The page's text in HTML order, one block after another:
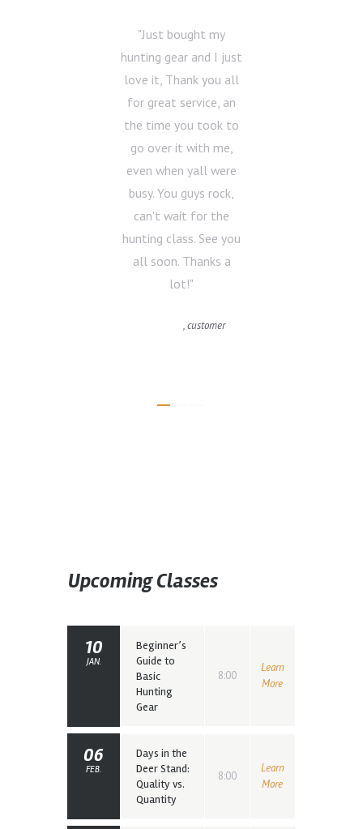
Just bought my
hunting gear and I just
love it, Thank you all
for great service, an
the time you took to
go over it with me,
even when yall were
busy. You guys rock,
can't wait for the
hunting class. See you
all soon. Thanks a
lot!
, customer
Upcoming Classes
10
JAN.
Beginner’s
Guide to
Basic
Hunting
Gear
8:00
Learn
More
06
FEB.
Days in the
Deer Stand:
Quality vs.
Quantity
8:00
Learn
More